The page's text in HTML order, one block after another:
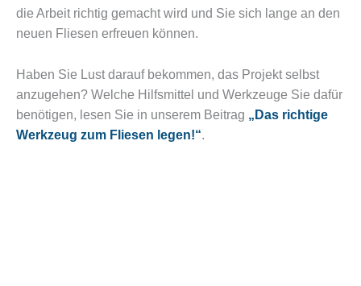
die Arbeit richtig gemacht wird und Sie sich lange an den
neuen Fliesen erfreuen können.
Haben Sie Lust darauf bekommen, das Projekt selbst
anzugehen? Welche Hilfsmittel und Werkzeuge Sie dafür
benötigen, lesen Sie in unserem Beitrag „Das richtige
Werkzeug zum Fliesen legen!“.